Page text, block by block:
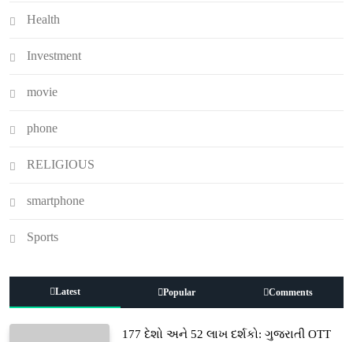
Health
Investment
movie
phone
RELIGIOUS
smartphone
Sports
Latest Popular Comments
177 દેશો અને 52 લાખ દર્શકો: ગુજરાતી OTT